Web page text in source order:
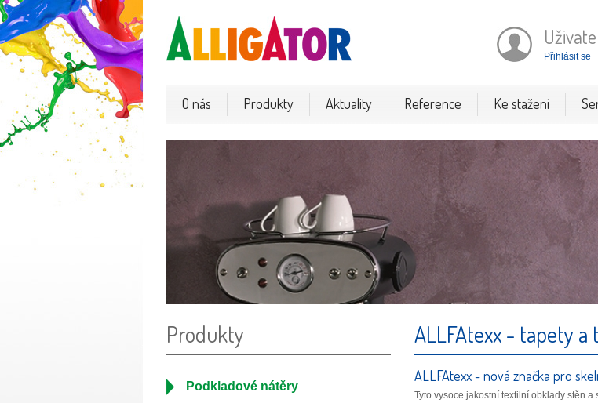
Přihlásit se
O nás Produkty Aktuality Reference Ke stažení
Produkty
Podkladové nátěry
ALLFAtexx - tapety a
ALLFAtexx - nová značka pro
Tyto vysoce jakostní textilní obklady stěn